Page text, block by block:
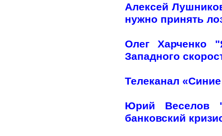
Алексей
нужно принять
Олег Харченко
Западного
Телеканал
Юрий Веселов
банковский